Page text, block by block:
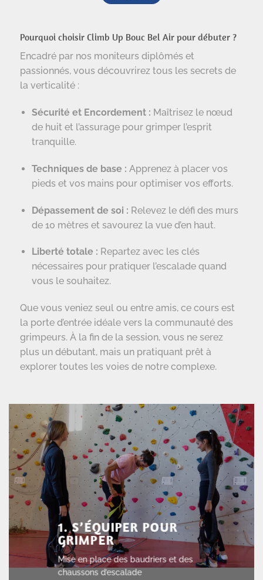
Pourquoi choisir Climb Up Bouc Bel Air pour débuter ?
Encadré par nos moniteurs diplômés et
passionnés, vous découvrirez tous les secrets de
la verticalité :
Sécurité et Encordement : Maîtrisez le nœud
de huit et l’assurage pour grimper l’esprit
tranquille.
Techniques de base : Apprenez à placer vos
pieds et vos mains pour optimiser vos efforts.
Dépassement de soi : Relevez le défi des murs
de 10 mètres et savourez la vue d’en haut.
Liberté totale : Repartez avec les clés
nécessaires pour pratiquer l’escalade quand
vous le souhaitez.
Que vous veniez seul ou entre amis, ce cours est
la porte d’entrée idéale vers la communauté des
grimpeurs. À la fin de la session, vous ne serez
plus un débutant, mais un pratiquant prêt à
explorer toutes les voies de notre complexe.
1. S’ÉQUIPER POUR
GRIMPER
Mise en place des baudriers et des
chaussons d’escalade